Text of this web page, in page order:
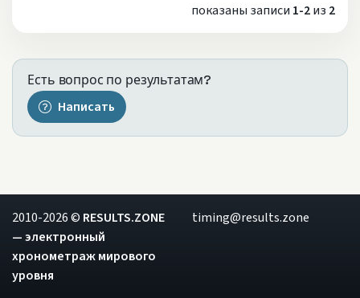
показаны записи 1-2из 2
Есть вопрос по результатам?
Написать
2010-2026 © RESULTS.ZONE
— электронный
хронометраж мирового
уровня
timing@results.zone